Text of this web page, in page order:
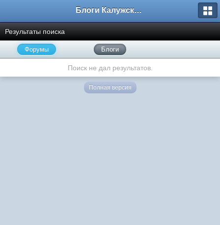
Блоги Калужского перекрестка
Результаты поиска
Форумы Блоги
Поиск не дал результатов.
Полная версия